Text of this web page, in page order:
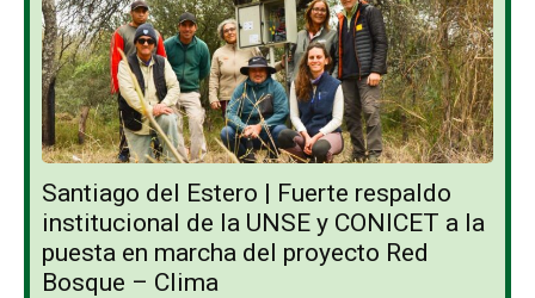
Santiago del Estero | Fuerte respaldo
institucional de la UNSE y CONICET a la
puesta en marcha del proyecto Red
Bosque – Clima